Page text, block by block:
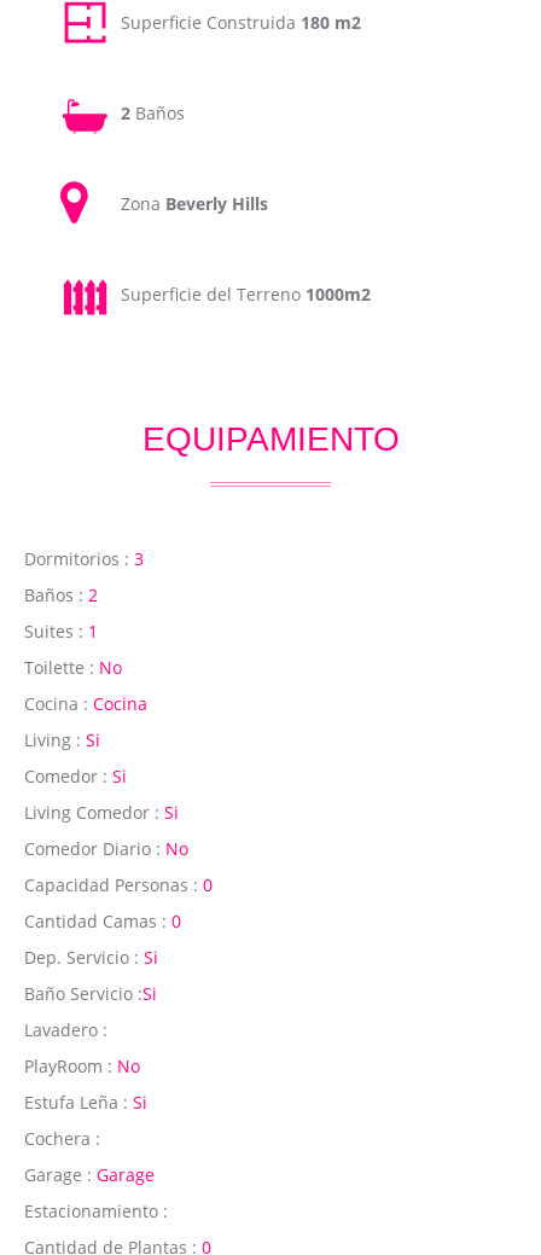
Superficie Construida 180 m2
2 Baños
Zona Beverly Hills
Superficie del Terreno 1000m2
EQUIPAMIENTO
Dormitorios : 3
Baños : 2
Suites : 1
Toilette : No
Cocina : Cocina
Living : Si
Comedor : Si
Living Comedor : Si
Comedor Diario : No
Capacidad Personas : 0
Cantidad Camas : 0
Dep. Servicio : Si
Baño Servicio :Si
Lavadero :
PlayRoom : No
Estufa Leña : Si
Cochera :
Garage : Garage
Estacionamiento :
Cantidad de Plantas : 0